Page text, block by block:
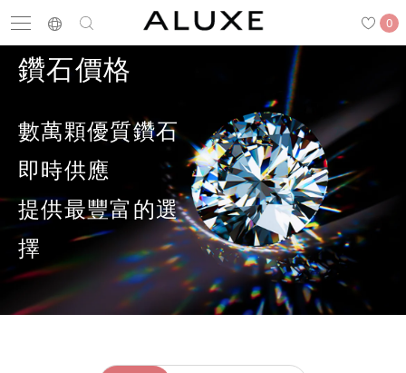
0
求婚鑽戒 結婚戒指 嚴選鑽石
最新消息 門市一覽 預約來店
鑽石價格
數萬顆優質鑽石
即時供應
提供最豐富的選
擇